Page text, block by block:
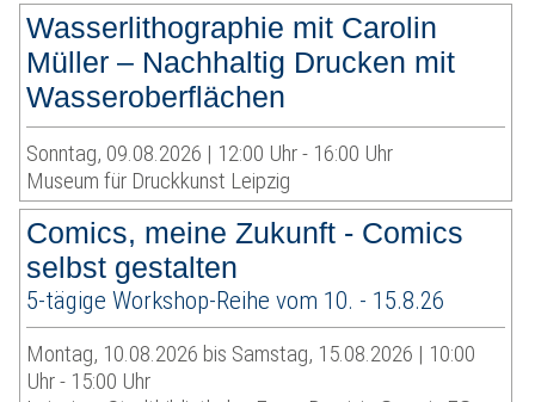
Wasserlithographie mit Carolin
Müller – Nachhaltig Drucken mit
Wasseroberflächen
Sonntag, 09.08.2026 | 12:00 Uhr - 16:00 Uhr
Museum für Druckkunst Leipzig
Comics, meine Zukunft - Comics
selbst gestalten
5-tägige Workshop-Reihe vom 10. - 15.8.26
Montag, 10.08.2026 bis Samstag, 15.08.2026 | 10:00
Uhr - 15:00 Uhr